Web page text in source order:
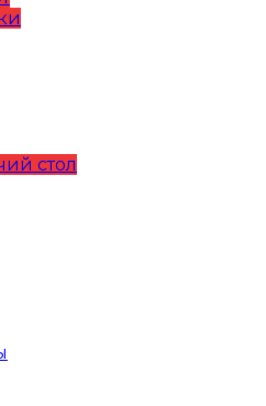
стол